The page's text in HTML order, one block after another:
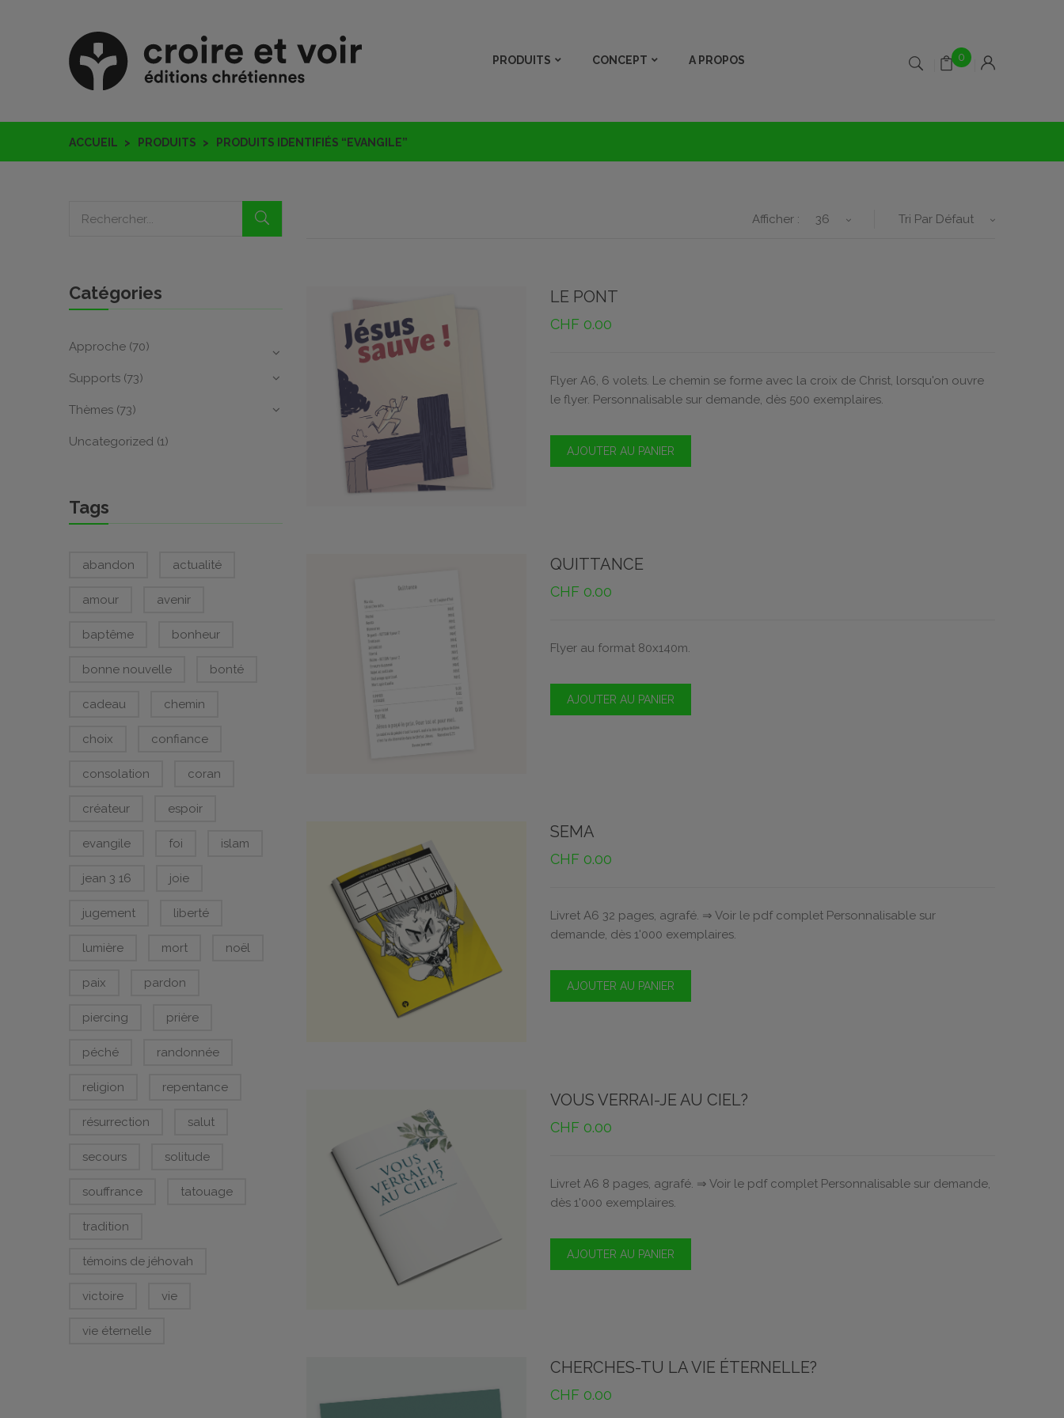
PRODUITS CONCEPT A PROPOS 0
ACCUEIL PRODUITS PRODUITS IDENTIFIÉS “EVANGILE”
Catégories
Approche (70)
Supports (73)
Thèmes (73)
Uncategorized (1)
Tags
abandon actualité
amour avenir
baptême bonheur
bonne nouvelle bonté
cadeau chemin
choix confiance
consolation coran
créateur espoir
evangile foi islam
jean 3 16 joie
jugement liberté
lumière mort noël
paix pardon
piercing prière
péché randonnée
religion repentance
résurrection salut
secours solitude
souffrance tatouage
tradition
témoins de jéhovah
victoire vie
vie éternelle
Tri Par Défaut
Afficher : 36
LE PONT
CHF 0.00
Flyer A6, 6 volets. Le chemin se forme avec la croix de Christ, lorsqu'on ouvre
le flyer. Personnalisable sur demande, dès 500 exemplaires.
AJOUTER AU PANIER
QUITTANCE
CHF 0.00
Flyer au format 80x140m.
AJOUTER AU PANIER
SEMA
CHF 0.00
Livret A6 32 pages, agrafé. ⇒ Voir le pdf complet Personnalisable sur
demande, dès 1'000 exemplaires.
AJOUTER AU PANIER
VOUS VERRAI-JE AU CIEL?
CHF 0.00
Livret A6 8 pages, agrafé. ⇒ Voir le pdf complet Personnalisable sur demande,
dès 1'000 exemplaires.
AJOUTER AU PANIER
CHERCHES-TU LA VIE ÉTERNELLE?
CHF 0.00